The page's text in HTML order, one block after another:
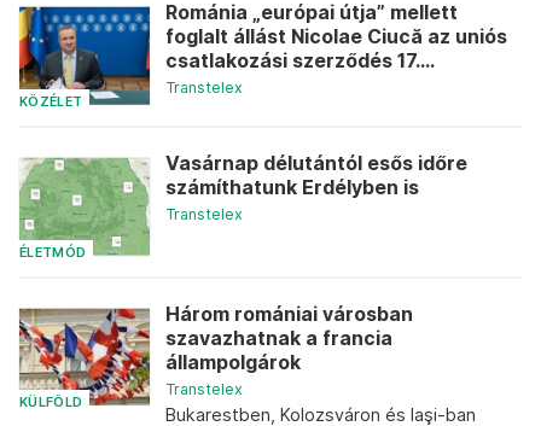
KÖZÉLET
Románia „európai útja” mellett
foglalt állást Nicolae Ciucă az uniós
csatlakozási szerződés 17....
Transtelex
ÉLETMÓD
Vasárnap délutántól esős időre
számíthatunk Erdélyben is
Transtelex
KÜLFÖLD
Három romániai városban
szavazhatnak a francia
állampolgárok
Transtelex
Bukarestben, Kolozsváron és Iaşi-ban